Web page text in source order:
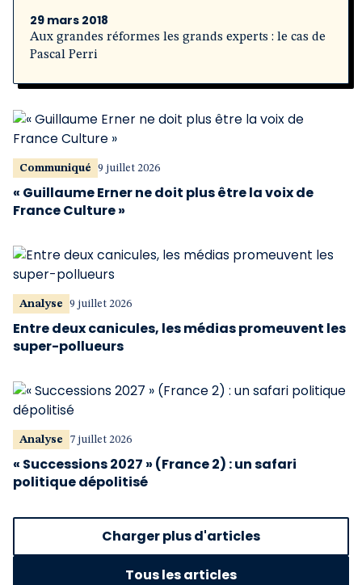
29 mars 2018
Aux grandes réformes les grands experts : le cas de
Pascal Perri
Communiqué 9 juillet 2026
« Guillaume Erner ne doit plus être la voix de
France Culture »
Analyse 9 juillet 2026
Entre deux canicules, les médias promeuvent les
super-pollueurs
Analyse 7 juillet 2026
« Successions 2027 » (France 2) : un safari
politique dépolitisé
Charger plus d'articles
Tous les articles